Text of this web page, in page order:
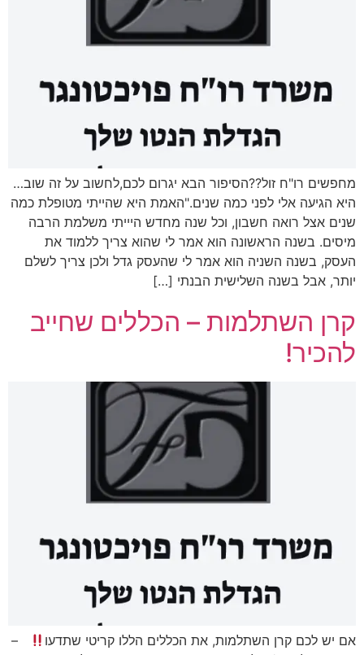
מחפשים רו"ח זול??הסיפור הבא יגרום לכם,לחשוב על זה שוב…
היא הגיעה אלי לפני כמה שנים."האמת היא שהייתי מטופלת כמה
שנים אצל רואה חשבון, וכל שנה מחדש היייתי משלמת הרבה
מיסים. בשנה הראשונה הוא אמר לי שהוא צריך ללמוד את
העסק, בשנה השניה הוא אמר לי שהעסק גדל ולכן צריך לשלם
יותר, אבל בשנה השלישית הבנתי […]
קרן השתלמות – הכללים שחייב
להכיר!
אם יש לכם קרן השתלמות, את הכללים הללו קריטי שתדעו
–